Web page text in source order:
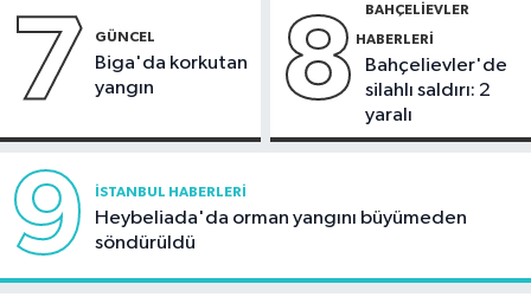
7 GÜNCEL
Biga'da korkutan
yangın
8 BAHÇELIEVLER
HABERLERI
Bahçelievler'de
silahlı saldırı: 2
yaralı
9 İSTANBUL HABERLERI
Heybeliada'da orman yangını büyümeden
söndürüldü